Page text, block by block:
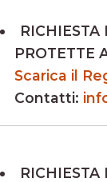
PROTETTE
Scarica il
Contatti: